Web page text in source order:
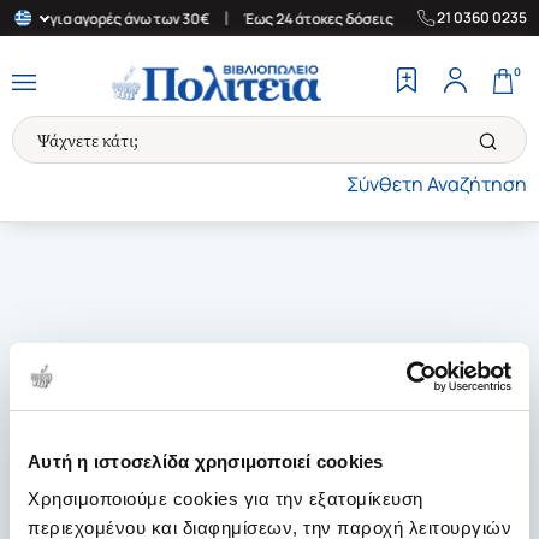
Αυτή η ιστοσελίδα χρησιμοποιεί cookies
Χρησιμοποιούμε cookies για την εξατομίκευση
περιεχομένου και διαφημίσεων, την παροχή λειτουργιών
για αγορές άνω των 30€ Έως 24 άτοκες δόσεις | Δωρεάν
21 0360 0235
Σύνθετη Αναζήτηση
0